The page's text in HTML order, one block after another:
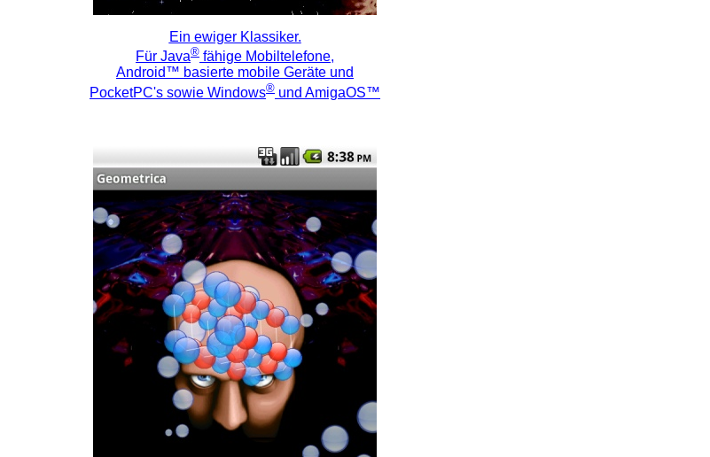
Ein ewiger Klassiker.
Für Java® fähige Mobiltelefone,
Android™ basierte mobile Geräte und
PocketPC's sowie Windows® und AmigaOS™